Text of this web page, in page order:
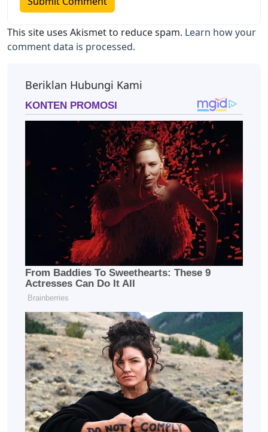
This site uses Akismet to reduce spam. Learn how your
comment data is processed.
Beriklan Hubungi Kami